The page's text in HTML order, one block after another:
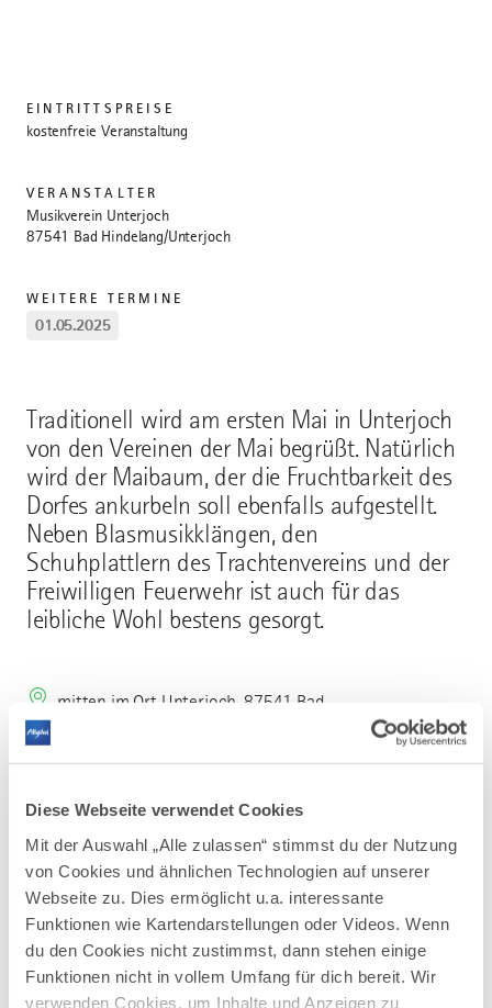
Diese Webseite verwendet Cookies
Mit der Auswahl „Alle zulassen“ stimmst du der Nutzung
von Cookies und ähnlichen Technologien auf unserer
Webseite zu. Dies ermöglicht u.a. interessante
Funktionen wie Kartendarstellungen oder Videos. Wenn
du den Cookies nicht zustimmst, dann stehen einige
Funktionen nicht in vollem Umfang für dich bereit. Wir
verwenden Cookies, um Inhalte und Anzeigen zu
Traditionell wird am ersten Mai in Unterjoch
von den Vereinen der Mai begrüßt. Natürlich
wird der Maibaum, der die Fruchtbarkeit des
Dorfes ankurbeln soll ebenfalls aufgestellt.
Neben Blasmusikklängen, den
Schuhplattlern des Trachtenvereins und der
Freiwilligen Feuerwehr ist auch für das
leibliche Wohl bestens gesorgt.
mitten im Ort Unterjoch, 87541 Bad
Hindelang/Unterjoch
EINTRITTSPREISE
kostenfreie Veranstaltung
VERANSTALTER
Musikverein Unterjoch
87541 Bad Hindelang/Unterjoch
WEITERE TERMINE
01.05.2025
AUF DER ALLGÄU KARTE